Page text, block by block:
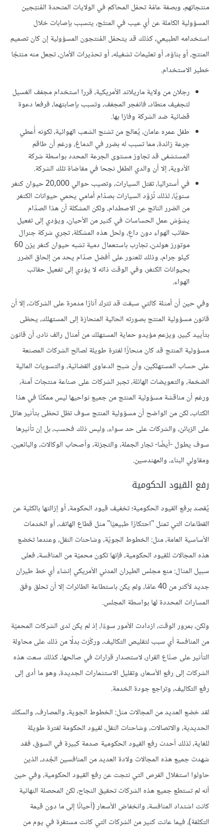
منتجاتهم، وبصفة عامّة تحمّل المحاكم في الولايات المتحدة المُنتِجين
المسؤولية الكاملة عن أي عيب في المنتَج، يتسبب بإصابات خلال
استخدامه الطبيعي، كذلك قد يتحمّل المُنتجون المسؤولية إن كان تصميم
المنتج، أو بناؤه، أو تعليمات تشغيله، أو تحذيرات الأمان، تجعل منه منتجًا
خطير الاستخدام.
رجلان من ولاية ماريلاند الأمريكية، قررا استخدام مجفف الغسيل
لتجفيف منطاد، فانفجر المجفف، وتسبب بإصابتهما، فرفعا دعوة
قضائية ضد الشركة وفازا بها.
طفل عمره عامان، يُعالج من تشنج الشعب الهوائية، لكونه أُعطي
جرعة زائدة، مما تسبب له بضرر في الدماغ، ورغم أن طاقم
المستشفى قد تجاوز مستوى الجرعة المحدد بواسطة شركة
الأدوية، إلا أن والدي الطفل نجحا في مقاضاة تلك الشركة.
في أستراليا، تقتل السيارات، وتصيب حوالي 20,000 حيوان كنغر
سنويًا، لذلك تُزوَّد السيارات بصدّام أمامي يحمي حيوانات الكنغر
من الضرر الناتج عن الاصطدام، ولكن المشكلة أن هذا الصدّام
يشوّش عمل الحساسات في كثير من الأحيان، ويؤدي إلى تفعيل
حقائب الهواء دون داعٍ، ولحل هذه المشكلة، تجري شركة جنرال
موتورز هولدن، تجارب باستعمال دمية تشبه حيوان كنغر يزن 60
كيلو جرام، وذلك للعثور على أفضل صدّام يحد من إلحاق الضرر
بحيوانات الكنغر، وفي الوقت ذاته لا يؤدي إلى تفعيل حقائب
الهواء.
وفي حين أن أمثلة كالتي سبقت قد تترك آثارًا مدمرة على الشركات، إلا أن
قانون مسؤولية المنتج بصورته الحالية المنحازة إلى المستهلك، يحظى
بتأييد كبير، ويزعم مؤيدو حماية المستهلك من أمثال رالف نادر، أن قانون
مسؤولية المنتج قد كان منحازًا لفترة طويلة لصالح الشركات المصنعة
على حساب المستهلكين، وأن شبح الدعاوى القضائية، والتسويات المالية
الضخمة، والتعويضات الهائلة، تجبر الشركات على صناعة منتجات آمنة،
ورغم أن مناقشة مسؤولية المنتج من جميع نواحيها ليس ممكنًا في هذا
الكتاب، لكن من الواضح أن مسؤولية المنتج سوف تظل تحظى بتأثير هائل
على الزبائن، والشركات على حد سواء، وليس ذلك فحسب، بل إن تأثيرها
سوف يطول -أيضًا- تجار الجملة، والتجزئة، وأصحاب الوكالات، والبائعين،
ومقاولي البناء، والمهندسين.
رفع القيود الحكومية
يُقصد برفع القيود الحكومية؛ تخفيف قيود الحكومة، أو إزالتها بالكلية عن
القطاعات التي تمثل "احتكارًا طبيعيًا" مثل قطاع الهاتف، أو الخدمات
الأساسية العامة، مثل: الخطوط الجويّة، وشاحنات النقل، وعندما تخضع
هذه المجالات للقيود الحكومية، فإنها تكون محميّة من المنافسة، فعلى
سبيل المثال: منع مجلس الطيران المدني الأمريكي إنشاء أي خط طيران
جديد لأكثر من 40 عامًا، ولم يكن باستطاعة الطائرات إلا أن تحلق وفق
المسارات المحددة لها بواسطة المجلس.
ولكن، بمرور الوقت، ازدادت الأمور سوءًا، إذ لم يكن لدى الشركات المحميّة
من المنافسة أي سبب لتقليص التكاليف، وركّزت بدلًا من ذلك على محاولة
التأثير على صنّاع القرار، لاستصدار قرارات في صالحها، كذلك سعت هذه
الشركات إلى رفع الأسعار، وتقليل الاستثمارات الجديدة، وهو ما أدى إلى
رفع التكاليف، وتراجع جودة الخدمة.
لقد خضع العديد من المجالات مثل: الخطوط الجوية، والمصارف، والسكك
الحديدية، والاتصالات، وشاحنات النقل، لقيود الحكومة لفترة طويلة
للغاية، لذلك أحدث رفع القيود الحكومية صدمة كبيرة في السوق، فقد
شهدت جميع هذه المجالات ولادة العديد من المنافسين الجُدد، الذين
حاولوا استغلال الفرص التي نتجت عن رفع القيود الحكومية، وفي حين
أنه لم تستطع جميع هذه الشركات تحقيق النجاح، لكن المحصلة النهائية
كانت اشتداد المنافسة، وانخفاض الأسعار (أحيانًا إلى ما دون قيمة
التكلفة)، فيما عانت كثير من الشركات التي كانت مستقرة في يوم من